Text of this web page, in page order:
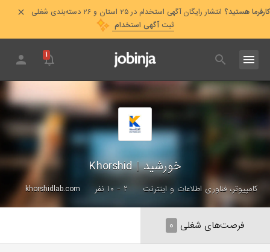
کارفرما هستید؟ انتشار رایگان آگهی استخدام در ۲۵ استان و ۲۶ دسته‌بندی شغلی
ثبت آگهی استخدام
۱
خورشید|
Khorshid
کامپیوتر، فناوری اطلاعات و اینترنت ۲ - ۱۰ نفر khorshidlab.com
فرصت‌های شغلی ۰